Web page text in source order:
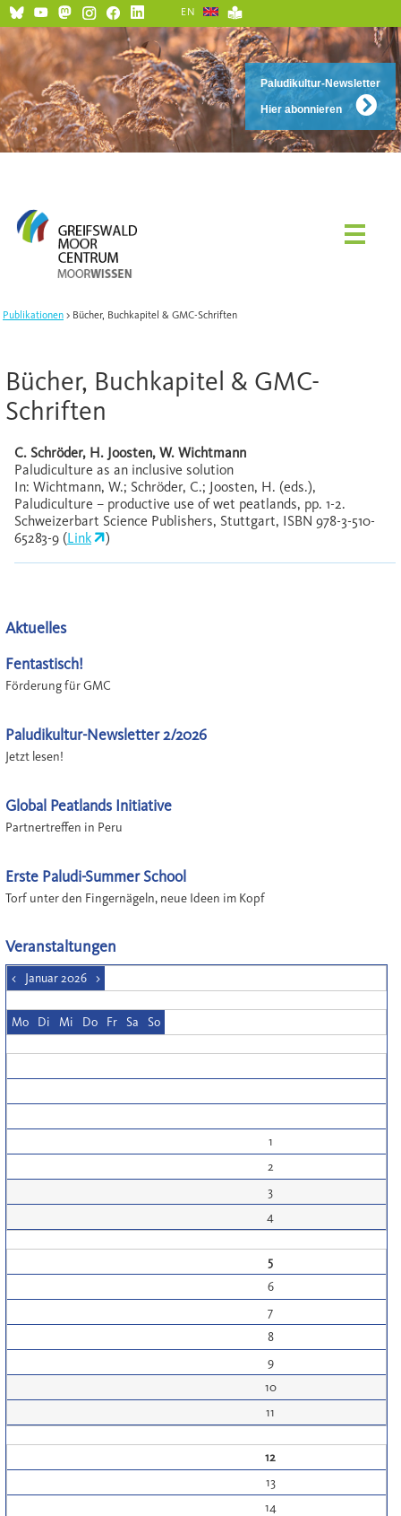
Paludikultur-Newsletter
Hier abonnieren
EN
Publikationen Bücher, Buchkapitel & GMC-Schriften
Bücher, Buchkapitel & GMC-
Schriften
C. Schröder, H. Joosten, W. Wichtmann
Paludiculture as an inclusive solution
In: Wichtmann, W.; Schröder, C.; Joosten, H. (eds.),
Paludiculture – productive use of wet peatlands, pp. 1-2.
Schweizerbart Science Publishers, Stuttgart, ISBN 978-3-510-
65283-9 (Link )
Aktuelles
Fentastisch!
Förderung für GMC
Paludikultur-Newsletter 2/2026
Jetzt lesen!
Global Peatlands Initiative
Partnertreffen in Peru
Erste Paludi-Summer School
Torf unter den Fingernägeln, neue Ideen im Kopf
Veranstaltungen
< Januar 2026 >
Mo Di Mi Do Fr Sa So
1
2
3
4
5
6
7
8
9
10
11
12
13
14